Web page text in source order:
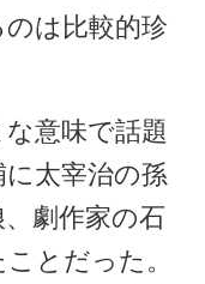
は比較的珍
意味で話題
太宰治の孫
劇作家の石
とだった。